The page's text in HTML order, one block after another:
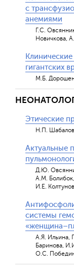
с
анемиями
Г.С.
Новичкова,
гигантских
М.Б.
Этические
Н.П. Шабалов
Актуальные
Д.Ю.
А.М.
И.Е. Колтунов
системы
А.Я. Ильина,
Баринова,
О.С.